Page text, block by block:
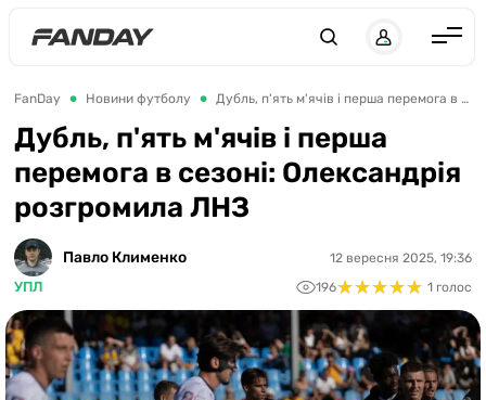
Англія
Іспанія
Німеччина
Франція
Україна
ЛЕ
FanDay Новини футболу Дубль, п'ять м'ячів і перша перемога в сезоні: Олександрія розгромила ЛНЗ
Дубль, п'ять м'ячів і перша
перемога в сезоні: Олександрія
розгромила ЛНЗ
Павло Клименко
УПЛ
12 вересня 2025, 19:36
196★★★★★
★★★★★ 1 голос